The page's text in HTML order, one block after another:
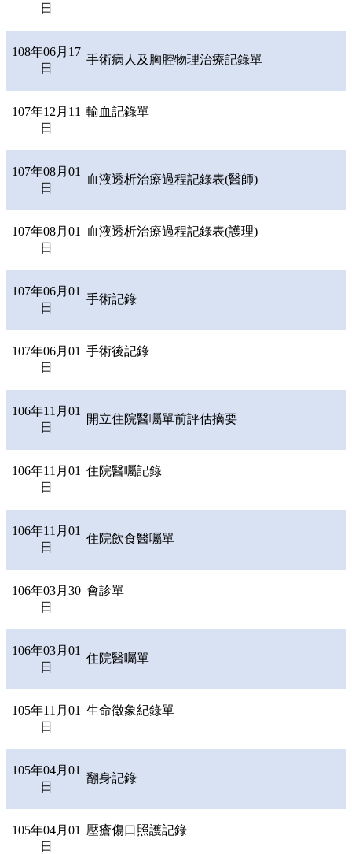
日
108年06月17
日
手術病人及胸腔物理治療記錄單
107年12月11
日
輸血記錄單
107年08月01
日
血液透析治療過程記錄表(醫師)
107年08月01
日
血液透析治療過程記錄表(護理)
107年06月01
日
手術記錄
107年06月01
日
手術後記錄
106年11月01
日
開立住院醫囑單前評估摘要
106年11月01
日
住院醫囑記錄
106年11月01
日
住院飲食醫囑單
106年03月30
日
會診單
106年03月01
日
住院醫囑單
105年11月01
日
生命徵象紀錄單
105年04月01
日
翻身記錄
105年04月01
日
壓瘡傷口照護記錄